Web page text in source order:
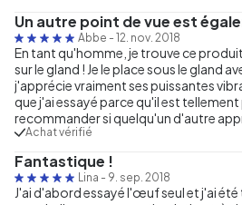
Un autre point de vue est
Abbe - 12. nov. 2018
En tant qu'homme, je trouve ce
sur le gland ! Je le place sous le gland
j'apprécie vraiment ses puissantes
que j'ai essayé parce qu'il est tellement
recommander si quelqu'un d'autre
Achat vérifié
Fantastique !
Lina - 9. sep. 2018
J'ai d'abord essayé l'œuf seul et j'ai